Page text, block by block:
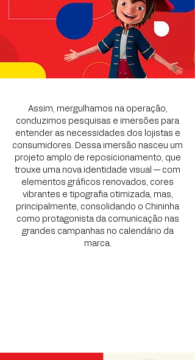
Assim, mergulhamos na operação,
conduzimos pesquisas e imersões para
entender as necessidades dos lojistas e
consumidores. Dessa imersão nasceu um
projeto amplo de reposicionamento, que
trouxe uma nova identidade visual — com
elementos gráficos renovados, cores
vibrantes e tipografia otimizada, mas,
principalmente, consolidando o Chininha
como protagonista da comunicação nas
grandes campanhas no calendário da
marca.